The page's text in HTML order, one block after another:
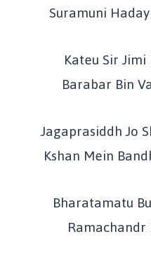
Suramuni
Kateu Sir
Barabar Bin
Jagaprasiddh Jo
Kshan Mein
Bharatamatu